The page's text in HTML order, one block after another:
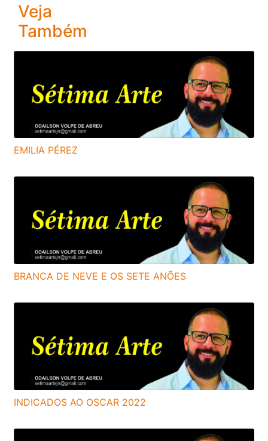
Veja
Também
EMILIA PÉREZ
BRANCA DE NEVE E OS SETE ANÕES
INDICADOS AO OSCAR 2022